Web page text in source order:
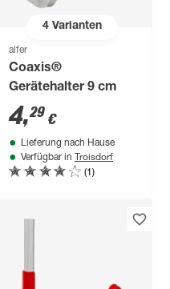
4Varianten
alfer
Coaxis®
Gerätehalter 9 cm
4,29 €
Lieferung nach Hause
Verfügbar in Troisdorf
(1)